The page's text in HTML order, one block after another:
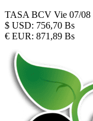
TASA BCV Vie 07/08
$ USD: 756,70 Bs
€ EUR: 871,89 Bs